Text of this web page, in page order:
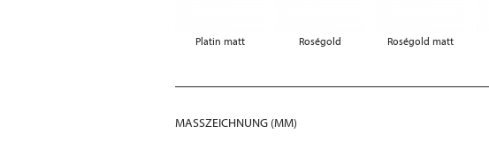
Platin matt Roségold Roségold matt
MASSZEICHNUNG (MM)